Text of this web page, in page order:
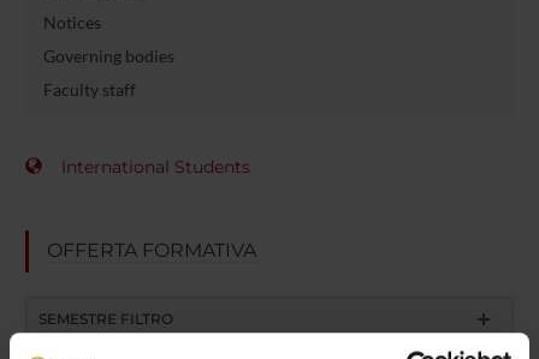
Notices
Governing bodies
Faculty staff
International Students
OFFERTA FORMATIVA
SEMESTRE FILTRO